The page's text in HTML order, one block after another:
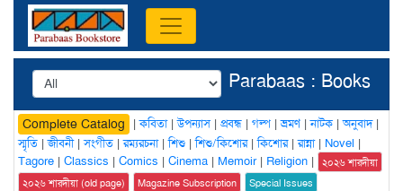
Parabaas : Books
Complete Catalog |কবিতা|উপন্যাস| প্রবন্ধ | গল্প |ভ্রমণ|নাটক |অনুবাদ|
স্মৃতি |জীবনী|সংগীত |রম্যরচনা|শিশু |শিশু/কিশোর|কিশোর|রান্না| Novel |
Tagore | Classics | Comics | Cinema | Memoir| Religion |
২০২৬ শারদীয়া
২০২৬ শারদীয়া (old page)
Magazine Subscription
Special Issues